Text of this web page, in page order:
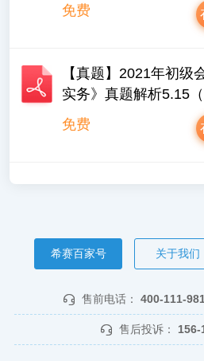
免费
【真题】2021年初级
实务》真题解析5.15（
免费
希赛百家号 关于我们
售前电话： 400-111-
售后投诉： 156-